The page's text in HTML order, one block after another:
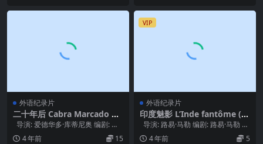
外语纪录片
二十年后 Cabra Marcado Pa
ra Morrer (1984)
导演: 爱德华多·库蒂尼奥 编剧: 爱
德华多·库蒂尼奥 主演: 爱...
4 年前 15
VIP
外语纪录片
印度魅影 L’Inde fantôme (1
969)
导演: 路易·马勒 编剧: 路易·马勒 主
演: 路易·马勒 / T...
4 年前 5